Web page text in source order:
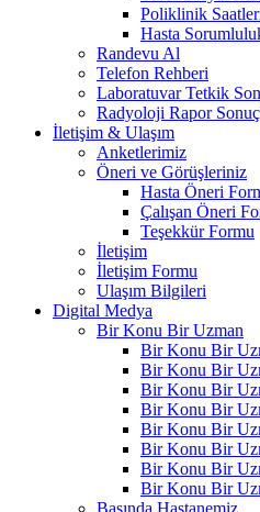
Poliklinik
Hasta
Randevu Al
Telefon Rehberi
Laboratuvar Tetkik
Radyoloji Rapor
İletişim & Ulaşım
Anketlerimiz
Öneri ve Görüşleriniz
Hasta Öneri
Çalışan Öneri
Teşekkür Formu
İletişim
İletişim Formu
Ulaşım Bilgileri
Digital Medya
Bir Konu Bir Uzman
Bir Konu Bir
Bir Konu Bir
Bir Konu Bir
Bir Konu Bir
Bir Konu Bir
Bir Konu Bir
Bir Konu Bir
Bir Konu Bir
Basında Hastanemiz